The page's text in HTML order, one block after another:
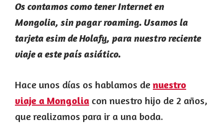
Os contamos como tener Internet en
Mongolia, sin pagar roaming. Usamos la
tarjeta esim de Holafy, para nuestro reciente
viaje a este país asiático.
Hace unos días os hablamos de nuestro
viaje a Mongolia con nuestro hijo de 2 años,
que realizamos para ir a una boda.